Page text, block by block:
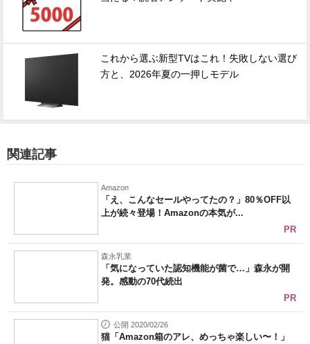
これから選ぶ新型TVはこれ！失敗しない選び
方と、2026年夏の一押しモデル
関連記事
Amazon
「え、こんなセールやってたの？」80％OFF以
上が続々登場！Amazonの本気が...
PR
森永乳業
「気になっていた認知機能が菌で…」森永が開
発。感動の70代続出
PR
公開 2020/02/26
猫「Amazon箱のアレ、めっちゃ楽しい〜！」